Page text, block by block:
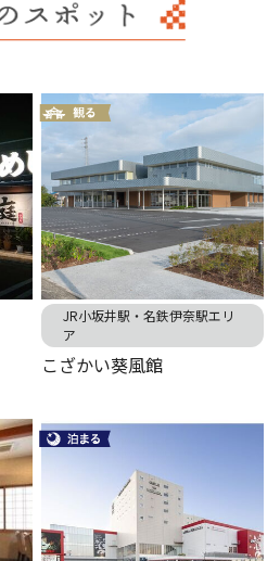
JR小坂井駅・名鉄伊奈駅エリ
ア
こざかい葵風館